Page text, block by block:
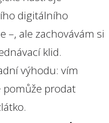
digitálního
–, ale zachovávám si
klid.
výhodu: vím
pomůže prodat